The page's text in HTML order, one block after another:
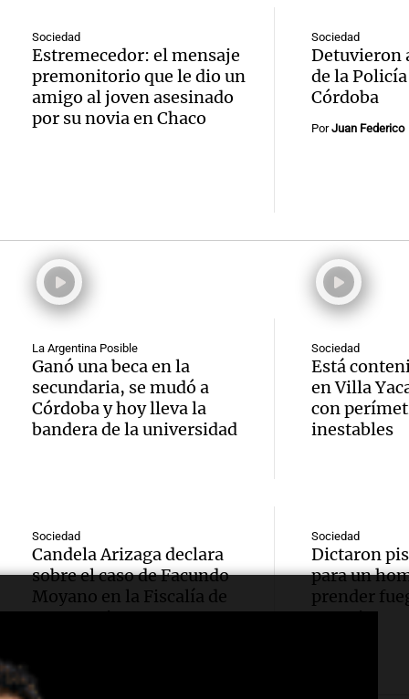
Episodios
por
nieve
Panorama
Episodios
Audio.
Panorama
Episodios
niña
en
Audio.
a Tafí
con
Panorama
Episodios
Audio.
Juan
a
Audio.
en
Audio.
Sociedad
Estremecedor: el mensaje
premonitorio que le dio un
amigo al joven asesinado
por su novia en Chaco
Sociedad
Detuvieron
de la
Córdoba
PorJuan Federico
La Argentina Posible
Ganó una beca en la
secundaria, se mudó a
Córdoba y hoy lleva la
bandera de la universidad
Sociedad
Está
en Villa
con
inestables
Sociedad
Candela Arizaga declara
sobre el caso de Facundo
Moyano en la Fiscalía de
Buenos Aires
Sociedad
Dictaron
para un
prender
Rosario